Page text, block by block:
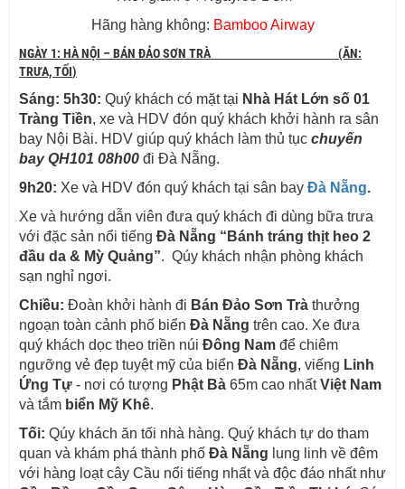
Hãng hàng không: Bamboo Airway
NGÀY 1: HÀ NỘI – BÁN ĐẢO SƠN TRÀ (ĂN:
TRƯA, TỐI)
Sáng: 5h30: Quý khách có mặt tại Nhà Hát Lớn số 01
Tràng Tiền, xe và HDV đón quý khách khởi hành ra sân
bay Nội Bài. HDV giúp quý khách làm thủ tục chuyến
bay QH101 08h00 đi Đà Nẵng.
9h20: Xe và HDV đón quý khách tại sân bay Đà Nẵng.
Xe và hướng dẫn viên đưa quý khách đi dùng bữa trưa
với đặc sản nổi tiếng Đà Nẵng “Bánh tráng thịt heo 2
đầu da & Mỳ Quảng”. Qúy khách nhận phòng khách
sạn nghỉ ngơi.
Chiều: Đoàn khởi hành đi Bán Đảo Sơn Trà thưởng
ngoạn toàn cảnh phố biển Đà Nẵng trên cao. Xe đưa
quý khách dọc theo triền núi Đông Nam để chiêm
ngưỡng vẻ đẹp tuyệt mỹ của biển Đà Nẵng, viếng Linh
Ứng Tự - nơi có tượng Phật Bà 65m cao nhấtViệt Nam
và tắm biển Mỹ Khê.
Tối: Qúy khách ăn tối nhà hàng. Quý khách tự do tham
quan và khám phá thành phố Đà Nẵng lung linh về đêm
với hàng loạt cây Cầu nổi tiếng nhất và độc đáo nhất như